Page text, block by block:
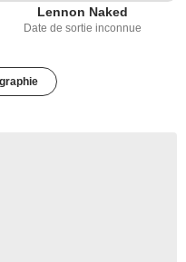
Lennon Naked
Date de sortie inconnue